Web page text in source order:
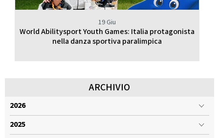
19 Giu
World Abilitysport Youth Games: Italia protagonista
nella danza sportiva paralimpica
ARCHIVIO
2026
2025